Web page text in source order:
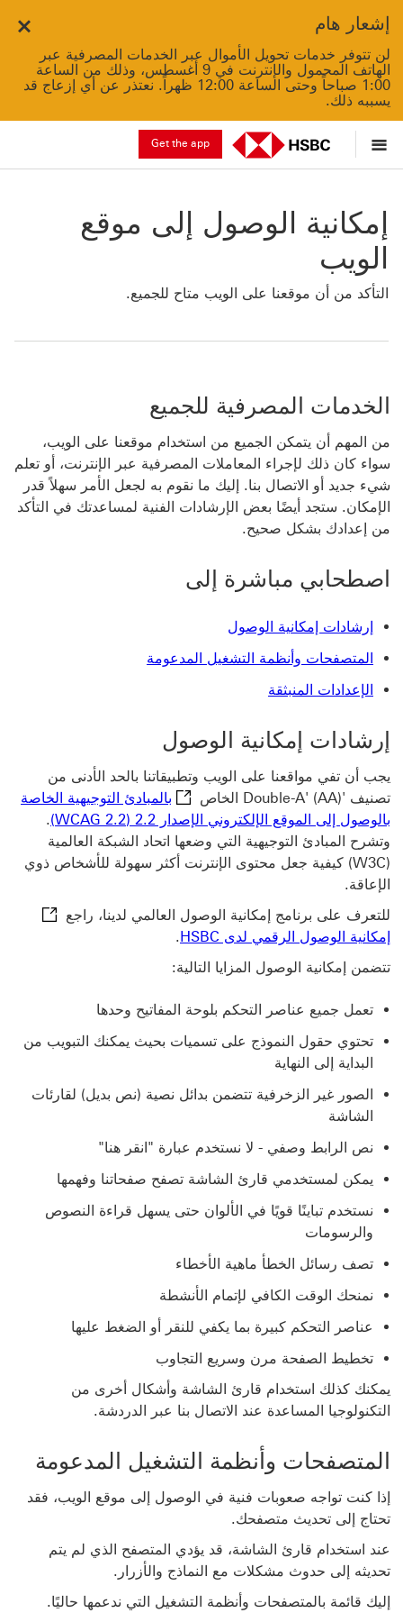
إشعار هام
Close
لن تتوفر خدمات تحويل الأموال عبر الخدمات المصرفية عبر
الهاتف المحمول والإنترنت في 9 أغسطس، وذلك من الساعة
1:00 صباحاً وحتى الساعة 12:00 ظهراً. نعتذر عن أي إزعاج قد
يسببه ذلك.
Get the app
إمكانية الوصول إلى موقع
الويب
التأكد من أن موقعنا على الويب متاح للجميع.
الخدمات المصرفية للجميع
من المهم أن يتمكن الجميع من استخدام موقعنا على الويب،
سواء كان ذلك لإجراء المعاملات المصرفية عبر الإنترنت، أو تعلم
شيء جديد أو الاتصال بنا. إليك ما نقوم به لجعل الأمر سهلاً قدر
الإمكان. ستجد أيضًا بعض الإرشادات الفنية لمساعدتك في التأكد
من إعدادك بشكل صحيح.
اصطحابي مباشرة إلى
إرشادات إمكانية الوصول
المتصفحات وأنظمة التشغيل المدعومة
الإعدادات المنبثقة
إرشادات إمكانية الوصول
يجب أن تفي مواقعنا على الويب وتطبيقاتنا بالحد الأدنى من
تصنيف 'Double-A' (AA) الخاص
بالمبادئ التوجيهية الخاصة
بالوصول إلى الموقع الإلكتروني الإصدار 2.2 (WCAG 2.2)
.
وتشرح المبادئ التوجيهية التي وضعها اتحاد الشبكة العالمية
(W3C) كيفية جعل محتوى الإنترنت أكثر سهولة للأشخاص ذوي
الإعاقة.
للتعرف على برنامج إمكانية الوصول العالمي لدينا، راجع
إمكانية الوصول الرقمي لدى HSBC
.
تتضمن إمكانية الوصول المزايا التالية:
تعمل جميع عناصر التحكم بلوحة المفاتيح وحدها
تحتوي حقول النموذج على تسميات بحيث يمكنك التبويب من
البداية إلى النهاية
الصور غير الزخرفية تتضمن بدائل نصية (نص بديل) لقارئات
الشاشة
نص الرابط وصفي - لا نستخدم عبارة "انقر هنا"
يمكن لمستخدمي قارئ الشاشة تصفح صفحاتنا وفهمها
نستخدم تباينًا قويًا في الألوان حتى يسهل قراءة النصوص
والرسومات
تصف رسائل الخطأ ماهية الأخطاء
نمنحك الوقت الكافي لإتمام الأنشطة
عناصر التحكم كبيرة بما يكفي للنقر أو الضغط عليها
تخطيط الصفحة مرن وسريع التجاوب
يمكنك كذلك استخدام قارئ الشاشة وأشكال أخرى من
التكنولوجيا المساعدة عند الاتصال بنا عبر الدردشة.
المتصفحات وأنظمة التشغيل المدعومة
إذا كنت تواجه صعوبات فنية في الوصول إلى موقع الويب، فقد
تحتاج إلى تحديث متصفحك.
عند استخدام قارئ الشاشة، قد يؤدي المتصفح الذي لم يتم
تحديثه إلى حدوث مشكلات مع النماذج والأزرار.
إليك قائمة بالمتصفحات وأنظمة التشغيل التي ندعمها حاليًا.